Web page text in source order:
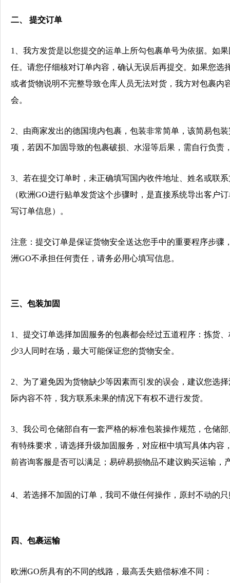
二、 提交订单
1、 我方发货是以您提交的运单上所勾包裹单号为依据。如
任。请您仔细核对订单内容，确认无误后再提交。如果您
或者货物说明不完整导致仓库人员无法对货，我方对包裹
会。
2 、由商家发出的德国境内包裹，包装非常简单，该简易包
项 ，若因不加固导致的包裹破损、水湿等后果，需自行负责
3 、若在提交订单时，未正确填写国内收件地址、姓名或联
（欧洲GO进行贴单发货这个步骤时，是直接系统导出客户
写订单信息）。
注意：提交订单是保证货物安全送达您手中的重要程序步
洲GO不承担任何责任，请务必用心填写信息。
三、 包装加固
1
、提交订单选择加固服务的包裹都会经过五道程序：拣货
少3人同时在场，最大可能保证您的货物安全。
2 为了避免因为货物缺少等因素而引发的误会， 建议您选
际内容不符，我方联系未果的情况下有权不进行发货。
3、我公司仓储部自有一套严格的标准包装操作规范，仓储
有特殊要求，请选择升级加固服务，对应框中填写具体内容
前咨询客服是否可以满足；易碎易损物品不建议购买运输，
4、若选择不加固的订单，我司不做任何操作，原封不动的
四、 包裹运输
欧洲GO所具有的不同的线路，最高丢失赔偿标准不同：